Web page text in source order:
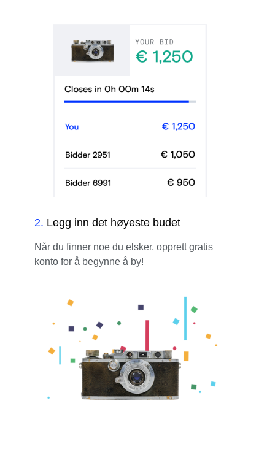
2. Legg inn det høyeste budet
Når du finner noe du elsker, opprett gratis
konto for å begynne å by!